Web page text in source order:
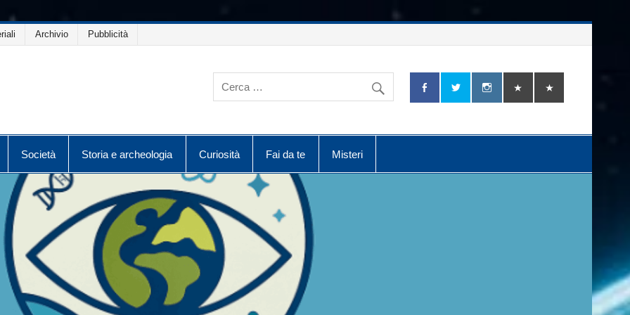
Archivio Pubblicità
Società Storia e archeologia Curiosità Fai da te Misteri